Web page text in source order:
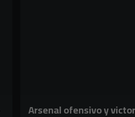
Arsenal ofensivo y